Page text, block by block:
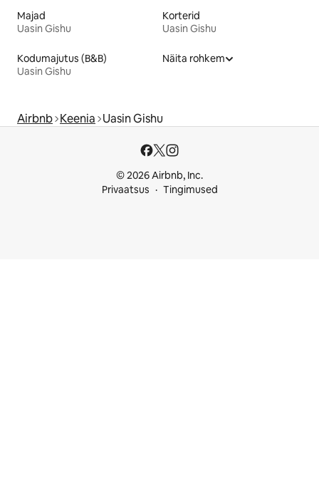
Majad
Uasin Gishu
Korterid
Uasin Gishu
Kodumajutus (B&B)
Uasin Gishu
Näita rohkem
Airbnb Keenia Uasin Gishu
© 2026 Airbnb, Inc.
Privaatsus
Tingimused